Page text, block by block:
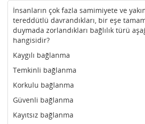
İnsanların çok fazla samimiyete ve
tereddütlü davrandıkları, bir eşe
duymada zorlandıkları bağlılık türü
hangisidir?
Kaygılı bağlanma
Temkinli bağlanma
Korkulu bağlanma
Güvenli bağlanma
Kayıtsız bağlanma